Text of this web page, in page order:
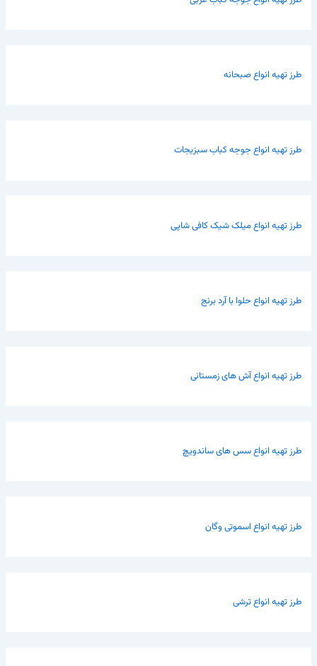
طرز تهیه انواع صبحانه
طرز تهیه انواع جوجه کباب سبزیجات
طرز تهیه انواع میلک شیک کافی شاپی
طرز تهیه انواع حلوا با آرد برنج
طرز تهیه انواع آش های زمستانی
طرز تهیه انواع سس های ساندویچ
طرز تهیه انواع اسموتی وگان
طرز تهیه انواع ترشی